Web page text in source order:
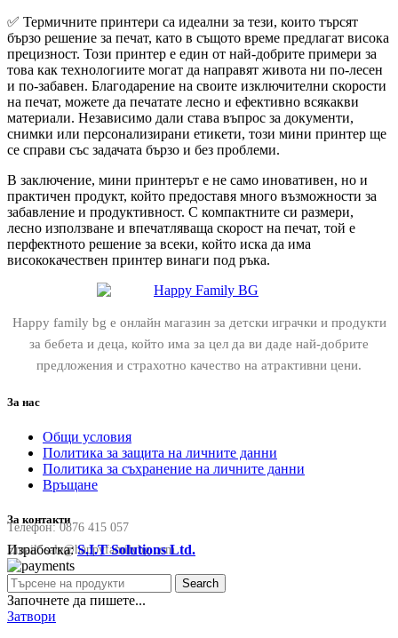
✅ Термичните принтери са идеални за тези, които търсят
бързо решение за печат, като в същото време предлагат висока
прецизност. Този принтер е един от най-добрите примери за
това как технологиите могат да направят живота ни по-лесен
и по-забавен. Благодарение на своите изключителни скорости
на печат, можете да печатате лесно и ефективно всякакви
материали. Независимо дали става въпрос за документи,
снимки или персонализирани етикети, този мини принтер ще
се справи със задачата бързо и без проблеми.
В заключение, мини принтерът е не само иновативен, но и
практичен продукт, който предоставя много възможности за
забавление и продуктивност. С компактните си размери,
лесно използване и впечатляваща скорост на печат, той е
перфектното решение за всеки, който иска да има
висококачествен принтер винаги под ръка.
Happy family bg е онлайн магазин за детски играчки и продукти
за бебета и деца, който има за цел да ви даде най-добрите
предложения и страхотно качество на атрактивни цени.
За нас
Общи условия
Политика за защита на личните данни
Политика за съхранение на личните данни
Връщане
За контакти
Телефон:0876 415 057
Email:sale@happyfamilybg.com
Изработка:S.I.T Solutions Ltd.
Search
Започнете да пишете...
Затвори